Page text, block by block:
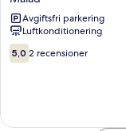
NESCO
Malad
Avgiftsfri parkering
Luftkonditionering
5.0
av
5,0 2 recensioner